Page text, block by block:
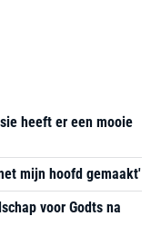
heeft er een mooie
mijn hoofd gemaakt'
voor Godts na